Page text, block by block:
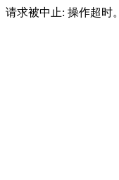
请求被中止: 操作超时。